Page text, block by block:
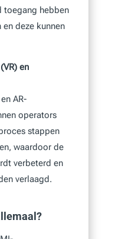
toegang hebben
deze kunnen
en
AR-
operators
stappen
waardoor de
verbeterd en
verlaagd.